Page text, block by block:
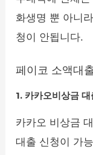
화생명 뿐 아니
청이 안됩니다.
페이코 소액대
1. 카카오비상금 대
카카오 비상금
대출 신청이 가